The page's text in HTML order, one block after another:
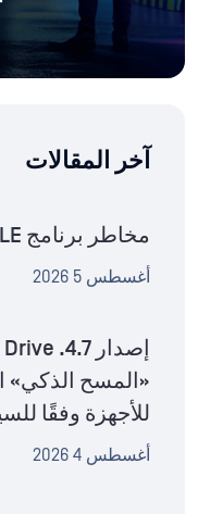
آخر المقالات
مخاطر برنامج IntelligentFILE
أغسطس 5 2026
«المسح الذكي»
للأجهزة وفقًا
أغسطس 4 2026